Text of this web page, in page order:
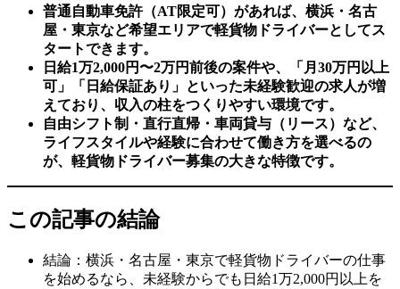
普通自動車免許（AT限定可）があれば、横浜・名古
屋・東京など希望エリアで軽貨物ドライバーとしてス
タートできます。
日給1万2,000円〜2万円前後の案件や、「月30万円以上
可」「日給保証あり」といった未経験歓迎の求人が増
えており、収入の柱をつくりやすい環境です。
自由シフト制・直行直帰・車両貸与（リース）など、
ライフスタイルや経験に合わせて働き方を選べるの
が、軽貨物ドライバー募集の大きな特徴です。
この記事の結論
結論：横浜・名古屋・東京で軽貨物ドライバーの仕事
を始めるなら、未経験からでも日給1万2,000円以上を